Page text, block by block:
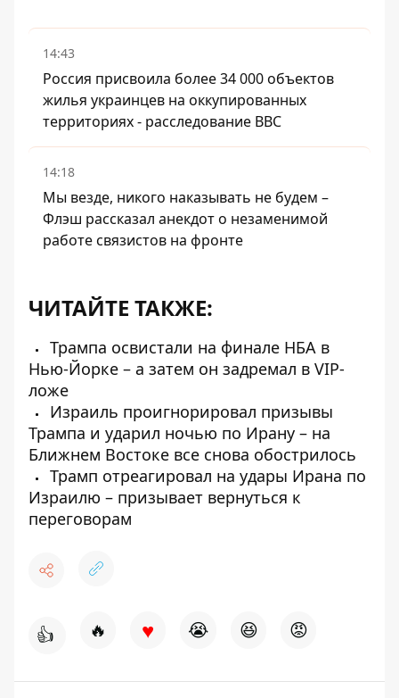
14:43
Россия присвоила более 34 000 объектов
жилья украинцев на оккупированных
территориях - расследование BBC
14:18
Мы везде, никого наказывать не будем –
Флэш рассказал анекдот о незаменимой
работе связистов на фронте
ЧИТАЙТЕ ТАКЖЕ:
Трампа освистали на финале НБА в
Нью-Йорке – а затем он задремал в VIP-
ложе
Израиль проигнорировал призывы
Трампа и ударил ночью по Ирану – на
Ближнем Востоке все снова обострилось
Трамп отреагировал на удары Ирана по
Израилю – призывает вернуться к
переговорам
👍 🔥 ♥ 😭 😆 😡